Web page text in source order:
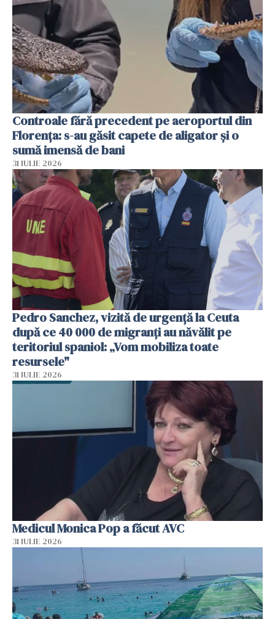
Controale fără precedent pe aeroportul din
Florența: s-au găsit capete de aligator și o
sumă imensă de bani
31 IULIE 2026
Pedro Sanchez, vizită de urgență la Ceuta
după ce 40 000 de migranți au năvălit pe
teritoriul spaniol: „Vom mobiliza toate
resursele"
31 IULIE 2026
Medicul Monica Pop a făcut AVC
31 IULIE 2026